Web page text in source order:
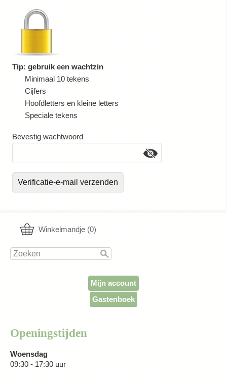
Winkelmandje (0)
Mijn account
Gastenboek
Openingstijden
Woensdag
09:30 - 17:30 uur
Tip: gebruik een wachtzin
Minimaal 10 tekens
Cijfers
Hoofdletters en kleine letters
Speciale tekens
Bevestig wachtwoord